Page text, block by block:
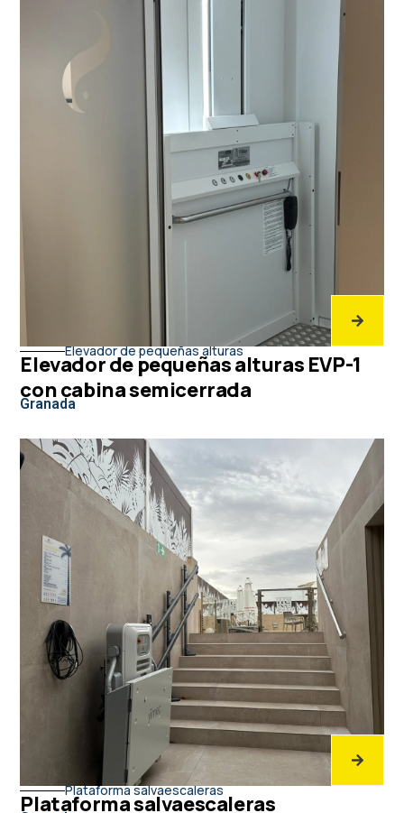
Elevador de pequeñas alturas
Elevador de pequeñas alturas EVP-1
con cabina semicerrada
Granada
Plataforma salvaescaleras
Plataforma salvaescaleras